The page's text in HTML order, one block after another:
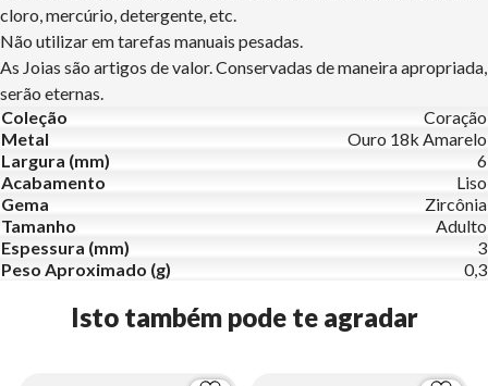
cloro, mercúrio, detergente, etc.
Não utilizar em tarefas manuais pesadas.
As Joias são artigos de valor. Conservadas de maneira apropriada,
serão eternas.
Coleção
Coração
Metal
Ouro 18k Amarelo
Largura (mm)
6
Acabamento
Liso
Gema
Zircônia
Tamanho
Adulto
Espessura (mm)
3
Peso Aproximado (g)
0,3
Isto também pode te agradar